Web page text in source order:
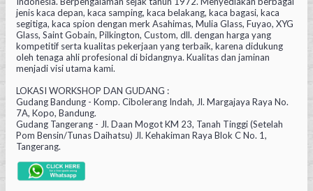
jenis kaca depan, kaca samping, kaca belakang, kaca bagasi, kaca
segitiga, kaca spion dengan merk Asahimas, Mulia Glass, Fuyao, XYG
Glass, Saint Gobain, Pilkington, Custom, dll. dengan harga yang
kompetitif serta kualitas pekerjaan yang terbaik, karena didukung
oleh tenaga ahli profesional di bidangnya. Kualitas dan jaminan
menjadi visi utama kami.
LOKASI WORKSHOP DAN GUDANG :
Gudang Bandung - Komp. Cibolerang Indah, Jl. Margajaya Raya No.
7A, Kopo, Bandung.
Gudang Tangerang - Jl. Daan Mogot KM 23, Tanah Tinggi (Setelah
Pom Bensin/Tunas Daihatsu) Jl. Kehakiman Raya Blok C No. 1,
Tangerang.